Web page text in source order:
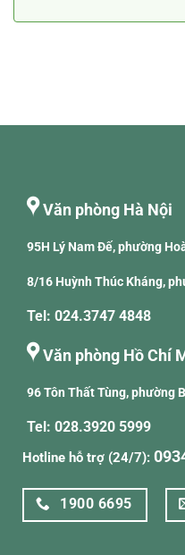
Văn phòng Hà Nội
95H Lý Nam Đế, phường
8/16 Huỳnh Thúc Kháng,
Tel: 024.3747 4848
Văn phòng Hồ Chí
96 Tôn Thất Tùng, phường
Tel: 028.3920 5999
Hotline hỗ trợ (24/7):
1900 6695